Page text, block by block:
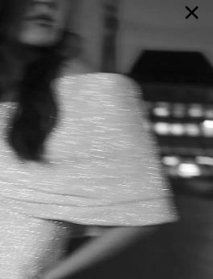
×
BRAUTMODE SHOP IT
=> Array ( [post__not_in] =>